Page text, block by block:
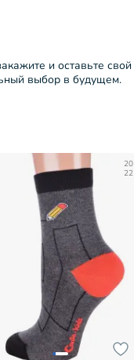
и оставьте свой
выбор в будущем.
20
22